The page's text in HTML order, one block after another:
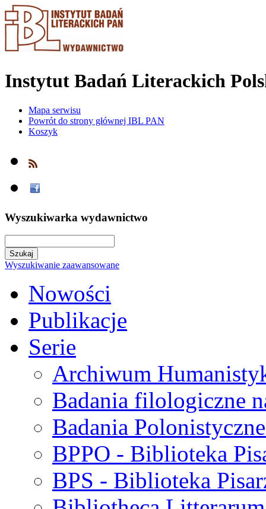
Instytut Badań Literackich
Mapa serwisu
Powrót do strony głównej IBL PAN
Koszyk
Wyszukiwarka wydawnictwo
Wyszukiwanie zaawansowane
Nowości
Publikacje
Serie
Archiwum
Badania filologiczne
Badania
BPPO - Biblioteka
BPS - Biblioteka